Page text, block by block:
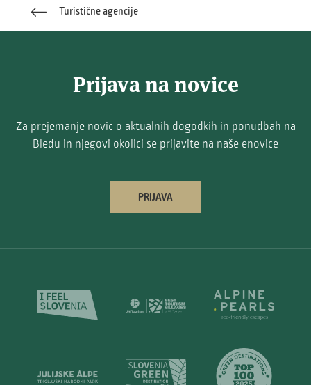
Turistične agencije
Prijava na novice
Za prejemanje novic o aktualnih dogodkih in ponudbah na
Bledu in njegovi okolici se prijavite na naše enovice
PRIJAVA